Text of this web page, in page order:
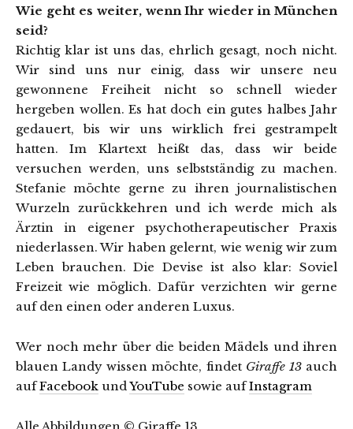
Wie geht es weiter, wenn Ihr wieder in München
seid?
Richtig klar ist uns das, ehrlich gesagt, noch nicht.
Wir sind uns nur einig, dass wir unsere neu
gewonnene Freiheit nicht so schnell wieder
hergeben wollen. Es hat doch ein gutes halbes Jahr
gedauert, bis wir uns wirklich frei gestrampelt
hatten. Im Klartext heißt das, dass wir beide
versuchen werden, uns selbstständig zu machen.
Stefanie möchte gerne zu ihren journalistischen
Wurzeln zurückkehren und ich werde mich als
Ärztin in eigener psychotherapeutischer Praxis
niederlassen. Wir haben gelernt, wie wenig wir zum
Leben brauchen. Die Devise ist also klar: Soviel
Freizeit wie möglich. Dafür verzichten wir gerne
auf den einen oder anderen Luxus.
Wer noch mehr über die beiden Mädels und ihren
blauen Landy wissen möchte, findet Giraffe 13auch
aufFacebook undYouTube sowie aufInstagram